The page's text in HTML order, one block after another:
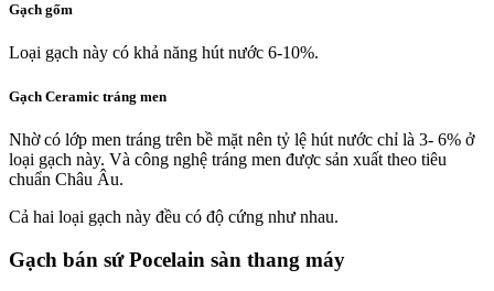
Gạch gốm
Loại gạch này có khả năng hút nước 6-10%.
Gạch Ceramic tráng men
Nhờ có lớp men tráng trên bề mặt nên tỷ lệ hút nước chỉ là 3- 6% ở
loại gạch này. Và công nghệ tráng men được sản xuất theo tiêu
chuẩn Châu Âu.
Cả hai loại gạch này đều có độ cứng như nhau.
Gạch bán sứ Pocelain sàn thang máy